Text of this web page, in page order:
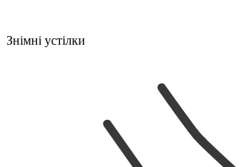
Знімні устілки